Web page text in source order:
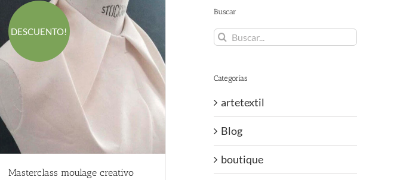
DESCUENTO!
Masterclass moulage creativo
Buscar
Buscar:
Categorías
artetextil
Blog
boutique